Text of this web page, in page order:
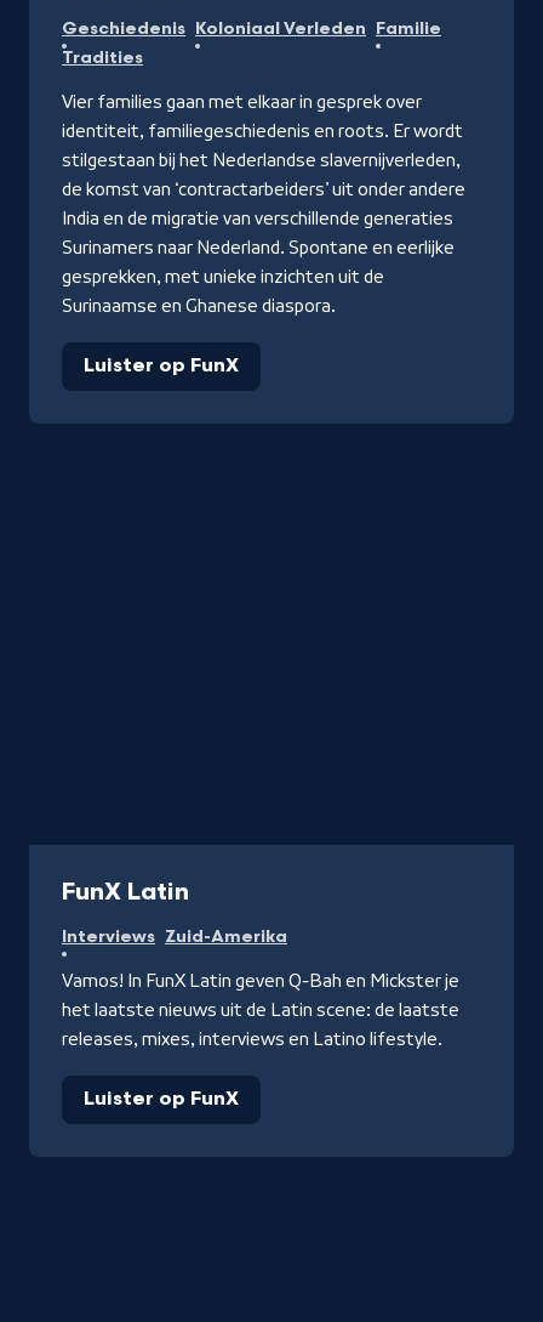
Geschiedenis Koloniaal Verleden Familie
Tradities
Vier families gaan met elkaar in gesprek over
identiteit, familiegeschiedenis en roots. Er wordt
stilgestaan bij het Nederlandse slavernijverleden,
de komst van ‘contractarbeiders’ uit onder andere
India en de migratie van verschillende generaties
Surinamers naar Nederland. Spontane en eerlijke
gesprekken, met unieke inzichten uit de
Surinaamse en Ghanese diaspora.
Luister op FunX
FunX Latin
Interviews Zuid-Amerika
Vamos! In FunX Latin geven Q-Bah en Mickster je
het laatste nieuws uit de Latin scene: de laatste
releases, mixes, interviews en Latino lifestyle.
Luister op FunX